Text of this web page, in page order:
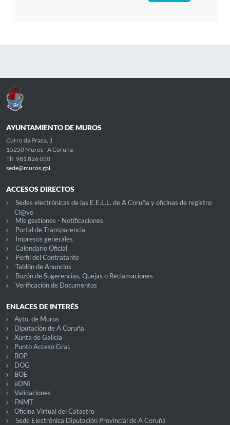
AYUNTAMIENTO DE MUROS
Curro da Praza, 1
15250 Muros - A Coruña
Tlf: 981 826 050
sede@muros.gal
ACCESOS DIRECTOS
Sedes electrónicas de las E.E.L.L. de A Coruña y oficinas de registro
Cl@ve
Mis gestiones - Notificaciones
Portal de Transparencia
Impresos generales
Calendario Oficial
Perfil del Contratante
Tablón de Anuncios
Buzón de Sugerencias, Quejas o Reclamaciones
Verificación de Documentos
ENLACES DE INTERÉS
Ayto. de Muros
Diputación de A Coruña
Xunta de Galicia
Punto Acceso Gral.
BOP
DOG
BOE
eDNI
Validaciones
FNMT
Oficina Virtual del Catastro
Sede Electrónica Diputación Provincial de A Coruña